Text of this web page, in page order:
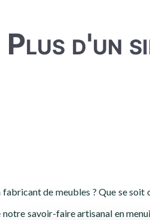
Plus d'un
fabricant de meubles ? Que se
notre savoir-faire artisanal en